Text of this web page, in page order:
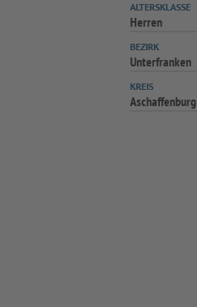
ALTERSKLASSE
Herren
BEZIRK
Unterfranken
KREIS
Aschaffenburg